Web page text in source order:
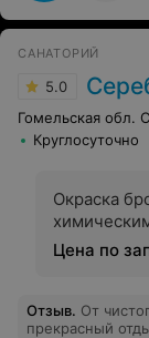
САНАТОРИЙ
5.0
Круглосуточно
Окраска
Цена по
Отзыв. От
прекрасный